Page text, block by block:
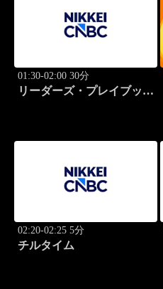
01:30-02:00 30分
リーダーズ・プレイブック
02:20-02:25 5分
チルタイム